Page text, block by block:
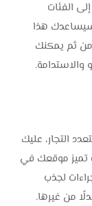
الفئات
هذا
ثم يمكنك
التجار، عليك
تميز موقعك في
لجذب
من غيرها.